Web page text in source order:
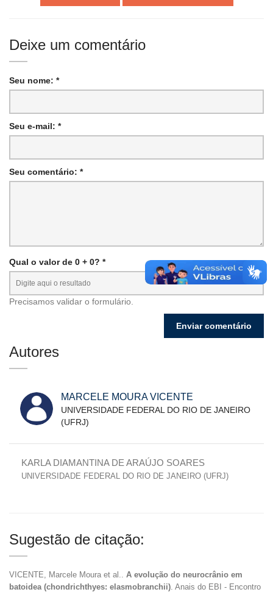
Deixe um comentário
Seu nome: *
Seu e-mail: *
Seu comentário: *
Qual o valor de 0 + 0? *
Precisamos validar o formulário.
Autores
MARCELE MOURA VICENTE
UNIVERSIDADE FEDERAL DO RIO DE JANEIRO
(UFRJ)
KARLA DIAMANTINA DE ARAÚJO SOARES
UNIVERSIDADE FEDERAL DO RIO DE JANEIRO (UFRJ)
Sugestão de citação:
VICENTE, Marcele Moura et al.. A evolução do neurocrânio em
batoidea (chondrichthyes: elasmobranchii) . Anais do EBI - Encontro